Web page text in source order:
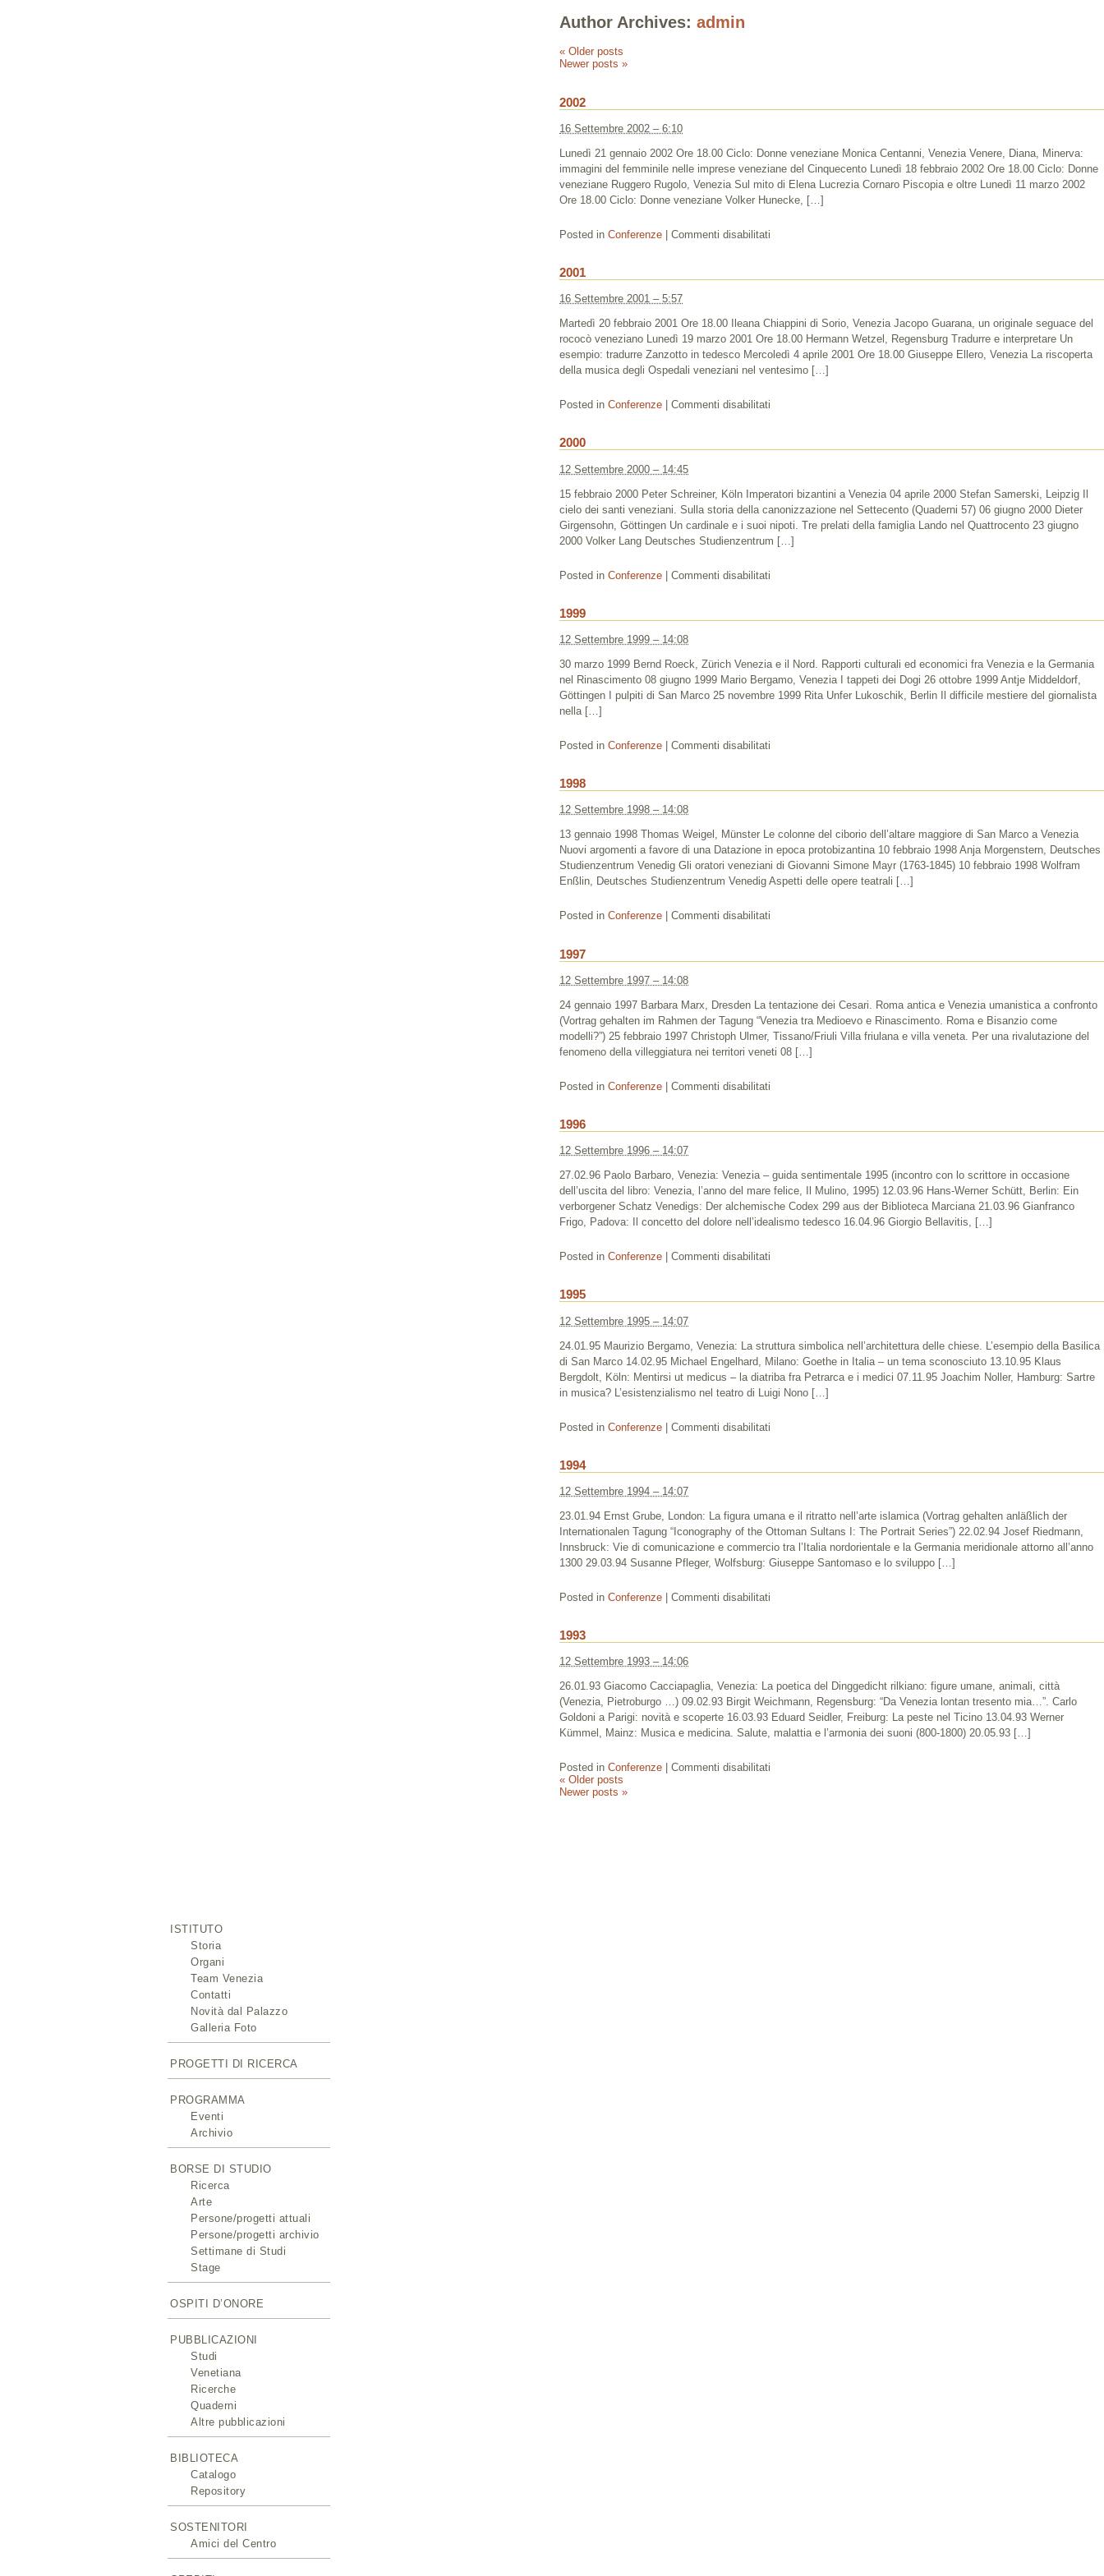
Author Archives: admin
« Older posts
Newer posts »
2002
16 Settembre 2002 – 6:10
Lunedì 21 gennaio 2002 Ore 18.00 Ciclo: Donne veneziane Monica Centanni, Venezia Venere, Diana, Minerva:
immagini del femminile nelle imprese veneziane del Cinquecento Lunedì 18 febbraio 2002 Ore 18.00 Ciclo: Donne
veneziane Ruggero Rugolo, Venezia Sul mito di Elena Lucrezia Cornaro Piscopia e oltre Lunedì 11 marzo 2002
Ore 18.00 Ciclo: Donne veneziane Volker Hunecke, […]
Posted in Conferenze Commenti disabilitati
2001
16 Settembre 2001 – 5:57
Martedì 20 febbraio 2001 Ore 18.00 Ileana Chiappini di Sorio, Venezia Jacopo Guarana, un originale seguace del
rococò veneziano Lunedì 19 marzo 2001 Ore 18.00 Hermann Wetzel, Regensburg Tradurre e interpretare Un
esempio: tradurre Zanzotto in tedesco Mercoledì 4 aprile 2001 Ore 18.00 Giuseppe Ellero, Venezia La riscoperta
della musica degli Ospedali veneziani nel ventesimo […]
Posted in Conferenze Commenti disabilitati
2000
12 Settembre 2000 – 14:45
15 febbraio 2000 Peter Schreiner, Köln Imperatori bizantini a Venezia 04 aprile 2000 Stefan Samerski, Leipzig Il
cielo dei santi veneziani. Sulla storia della canonizzazione nel Settecento (Quaderni 57) 06 giugno 2000 Dieter
Girgensohn, Göttingen Un cardinale e i suoi nipoti. Tre prelati della famiglia Lando nel Quattrocento 23 giugno
2000 Volker Lang Deutsches Studienzentrum […]
Posted in Conferenze | Commenti disabilitati
1999
12 Settembre 1999 – 14:08
30 marzo 1999 Bernd Roeck, Zürich Venezia e il Nord. Rapporti culturali ed economici fra Venezia e la Germania
nel Rinascimento 08 giugno 1999 Mario Bergamo, Venezia I tappeti dei Dogi 26 ottobre 1999 Antje Middeldorf,
Göttingen I pulpiti di San Marco 25 novembre 1999 Rita Unfer Lukoschik, Berlin Il difficile mestiere del giornalista
nella […]
Posted in Conferenze Commenti disabilitati
1998
12 Settembre 1998 – 14:08
13 gennaio 1998 Thomas Weigel, Münster Le colonne del ciborio dell’altare maggiore di San Marco a Venezia
Nuovi argomenti a favore di una Datazione in epoca protobizantina 10 febbraio 1998 Anja Morgenstern, Deutsches
Studienzentrum Venedig Gli oratori veneziani di Giovanni Simone Mayr (1763-1845) 10 febbraio 1998 Wolfram
Enßlin, Deutsches Studienzentrum Venedig Aspetti delle opere teatrali […]
Posted in Conferenze Commenti disabilitati
1997
12 Settembre 1997 – 14:08
24 gennaio 1997 Barbara Marx, Dresden La tentazione dei Cesari. Roma antica e Venezia umanistica a confronto
(Vortrag gehalten im Rahmen der Tagung “Venezia tra Medioevo e Rinascimento. Roma e Bisanzio come
modelli?”) 25 febbraio 1997 Christoph Ulmer, Tissano/Friuli Villa friulana e villa veneta. Per una rivalutazione del
fenomeno della villeggiatura nei territori veneti 08 […]
Posted in Conferenze Commenti disabilitati
1996
12 Settembre 1996 – 14:07
27.02.96 Paolo Barbaro, Venezia: Venezia – guida sentimentale 1995 (incontro con lo scrittore in occasione
dell’uscita del libro: Venezia, l’anno del mare felice, Il Mulino, 1995) 12.03.96 Hans-Werner Schütt, Berlin: Ein
verborgener Schatz Venedigs: Der alchemische Codex 299 aus der Biblioteca Marciana 21.03.96 Gianfranco
Frigo, Padova: Il concetto del dolore nell’idealismo tedesco 16.04.96 Giorgio Bellavitis, […]
Posted in Conferenze Commenti disabilitati
1995
12 Settembre 1995 – 14:07
24.01.95 Maurizio Bergamo, Venezia: La struttura simbolica nell’architettura delle chiese. L’esempio della Basilica
di San Marco 14.02.95 Michael Engelhard, Milano: Goethe in Italia – un tema sconosciuto 13.10.95 Klaus
Bergdolt, Köln: Mentirsi ut medicus – la diatriba fra Petrarca e i medici 07.11.95 Joachim Noller, Hamburg: Sartre
in musica? L’esistenzialismo nel teatro di Luigi Nono […]
Posted in Conferenze | Commenti disabilitati
1994
12 Settembre 1994 – 14:07
23.01.94 Ernst Grube, London: La figura umana e il ritratto nell’arte islamica (Vortrag gehalten anläßlich der
Internationalen Tagung “Iconography of the Ottoman Sultans I: The Portrait Series”) 22.02.94 Josef Riedmann,
Innsbruck: Vie di comunicazione e commercio tra l’Italia nordorientale e la Germania meridionale attorno all’anno
1300 29.03.94 Susanne Pfleger, Wolfsburg: Giuseppe Santomaso e lo sviluppo […]
Posted in Conferenze Commenti disabilitati
1993
12 Settembre 1993 – 14:06
26.01.93 Giacomo Cacciapaglia, Venezia: La poetica del Dinggedicht rilkiano: figure umane, animali, città
(Venezia, Pietroburgo …) 09.02.93 Birgit Weichmann, Regensburg: “Da Venezia lontan tresento mia…”. Carlo
Goldoni a Parigi: novità e scoperte 16.03.93 Eduard Seidler, Freiburg: La peste nel Ticino 13.04.93 Werner
Kümmel, Mainz: Musica e medicina. Salute, malattia e l’armonia dei suoni (800-1800) 20.05.93 […]
Posted in Conferenze Commenti disabilitati
« Older posts
Newer posts »
ISTITUTO
Storia
Organi
Team Venezia
Contatti
Novità dal Palazzo
Galleria Foto
PROGETTI DI RICERCA
PROGRAMMA
Eventi
Archivio
BORSE DI STUDIO
Ricerca
Arte
Persone/progetti attuali
Persone/progetti archivio
Settimane di Studi
Stage
OSPITI D’ONORE
PUBBLICAZIONI
Studi
Venetiana
Ricerche
Quaderni
Altre pubblicazioni
BIBLIOTECA
Catalogo
Repository
SOSTENITORI
Amici del Centro